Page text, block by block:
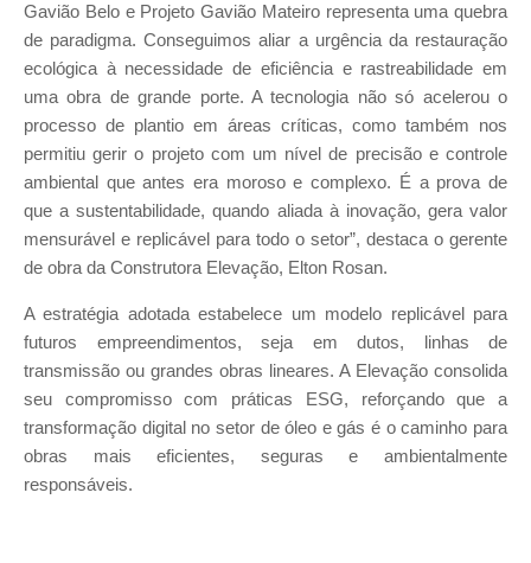
Gavião Belo e Projeto Gavião Mateiro representa uma quebra
de paradigma. Conseguimos aliar a urgência da restauração
ecológica à necessidade de eficiência e rastreabilidade em
uma obra de grande porte. A tecnologia não só acelerou o
processo de plantio em áreas críticas, como também nos
permitiu gerir o projeto com um nível de precisão e controle
ambiental que antes era moroso e complexo. É a prova de
que a sustentabilidade, quando aliada à inovação, gera valor
mensurável e replicável para todo o setor”, destaca o gerente
de obra da Construtora Elevação, Elton Rosan.
A estratégia adotada estabelece um modelo replicável para
futuros empreendimentos, seja em dutos, linhas de
transmissão ou grandes obras lineares. A Elevação consolida
seu compromisso com práticas ESG, reforçando que a
transformação digital no setor de óleo e gás é o caminho para
obras mais eficientes, seguras e ambientalmente
responsáveis.